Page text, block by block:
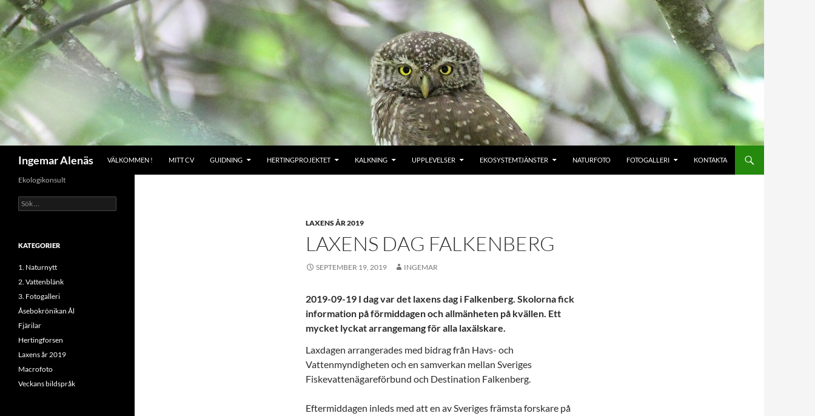
Hoppa
till
innehåll
Ingemar Alenäs VÄLKOMMEN ! MITT CV GUIDNING HERTINGPROJEKTET KALKNING UPPLEVELSER EKOSYSTEMTJÄNSTER NATURFOTO FOTOGALLERI KONTAKTA
LAXENS ÅR 2019
LAXENS DAG FALKENBERG
SEPTEMBER 19, 2019 INGEMAR
2019-09-19 I dag var det laxens dag i Falkenberg. Skolorna fick
information på förmiddagen och allmänheten på kvällen. Ett
mycket lyckat arrangemang för alla laxälskare.
Laxdagen arrangerades med bidrag från Havs- och
Vattenmyndigheten och en samverkan mellan Sveriges
Fiskevattenägareförbund och Destination Falkenberg.
Eftermiddagen inleds med att en av Sveriges främsta forskare på
Ekologikonsult
Sök
efter:
KATEGORIER
1. Naturnytt
2. Vattenblänk
3. Fotogalleri
Åsebokrönikan Ål
Fjärilar
Hertingforsen
Laxens år 2019
Macrofoto
Veckans bildspråk